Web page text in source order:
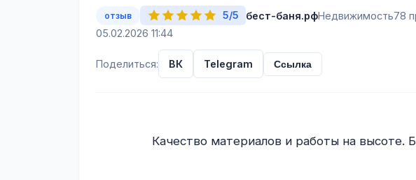
отзыв 5/5 бест-баня.рфНедвижимость78
05.02.2026 11:44
Поделиться: ВК Telegram Ссылка